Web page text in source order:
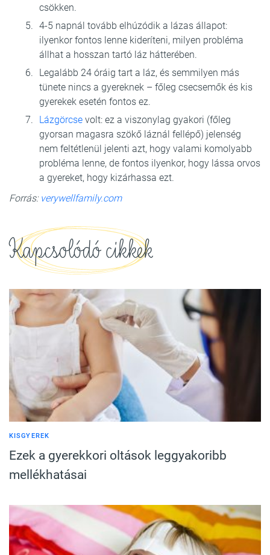
csökken.
4-5 napnál tovább elhúzódik a lázas állapot:
ilyenkor fontos lenne kideríteni, milyen probléma
állhat a hosszan tartó láz hátterében.
Legalább 24 óráig tart a láz, és semmilyen más
tünete nincs a gyereknek – főleg csecsemők és kis
gyerekek esetén fontos ez.
Lázgörcse volt: ez a viszonylag gyakori (főleg
gyorsan magasra szökő láznál fellépő) jelenség
nem feltétlenül jelenti azt, hogy valami komolyabb
probléma lenne, de fontos ilyenkor, hogy lássa orvos
a gyereket, hogy kizárhassa ezt.
Forrás: verywellfamily.com
Kapcsolódó cikkek
KISGYEREK
Ezek a gyerekkori oltások leggyakoribb
mellékhatásai